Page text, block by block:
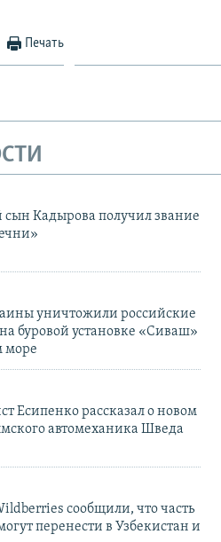
Печать
Кадырова получил звание
уничтожили российские
буровой установке «Сиваш»
море
Есипенко рассказал о новом
автомеханика Шведа
сообщили, что часть
перенести в Узбекистан и